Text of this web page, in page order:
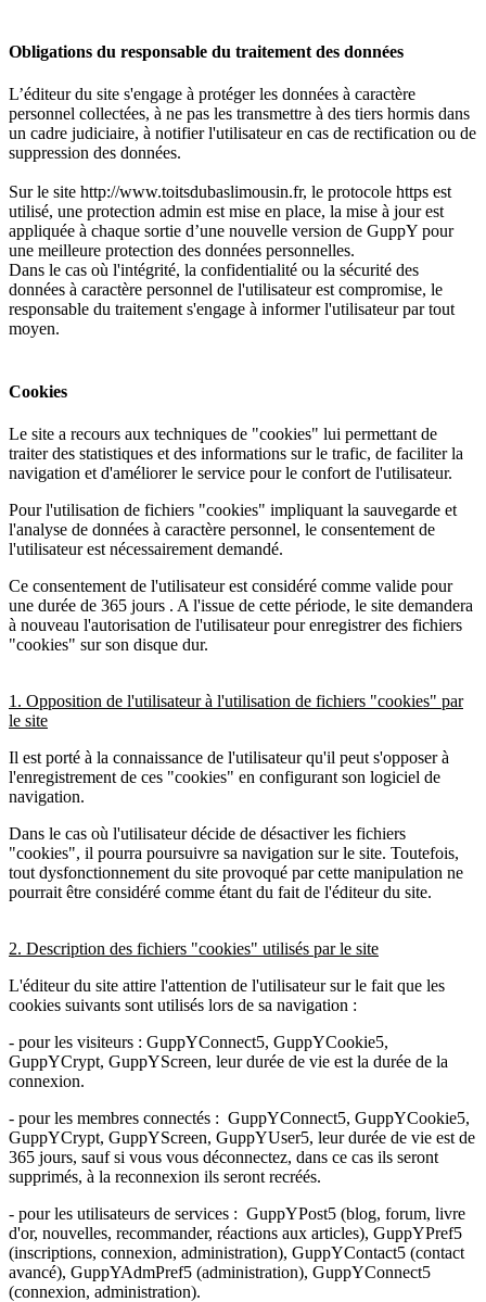
Obligations du responsable du traitement des données
L’éditeur du site s'engage à protéger les données à caractère
personnel collectées, à ne pas les transmettre à des tiers hormis dans
un cadre judiciaire, à notifier l'utilisateur en cas de rectification ou de
suppression des données.
Sur le site http://www.toitsdubaslimousin.fr, le protocole https est
utilisé, une protection admin est mise en place, la mise à jour est
appliquée à chaque sortie d’une nouvelle version de GuppY pour
une meilleure protection des données personnelles.
Dans le cas où l'intégrité, la confidentialité ou la sécurité des
données à caractère personnel de l'utilisateur est compromise, le
responsable du traitement s'engage à informer l'utilisateur par tout
moyen.
Cookies
Le site a recours aux techniques de "cookies" lui permettant de
traiter des statistiques et des informations sur le trafic, de faciliter la
navigation et d'améliorer le service pour le confort de l'utilisateur.
Pour l'utilisation de fichiers "cookies" impliquant la sauvegarde et
l'analyse de données à caractère personnel, le consentement de
l'utilisateur est nécessairement demandé.
Ce consentement de l'utilisateur est considéré comme valide pour
une durée de 365 jours . A l'issue de cette période, le site demandera
à nouveau l'autorisation de l'utilisateur pour enregistrer des fichiers
"cookies" sur son disque dur.
1. Opposition de l'utilisateur à l'utilisation de fichiers "cookies" par
le site
Il est porté à la connaissance de l'utilisateur qu'il peut s'opposer à
l'enregistrement de ces "cookies" en configurant son logiciel de
navigation.
Dans le cas où l'utilisateur décide de désactiver les fichiers
"cookies", il pourra poursuivre sa navigation sur le site. Toutefois,
tout dysfonctionnement du site provoqué par cette manipulation ne
pourrait être considéré comme étant du fait de l'éditeur du site.
2. Description des fichiers "cookies" utilisés par le site
L'éditeur du site attire l'attention de l'utilisateur sur le fait que les
cookies suivants sont utilisés lors de sa navigation :
- pour les visiteurs : GuppYConnect5, GuppYCookie5,
GuppYCrypt, GuppYScreen, leur durée de vie est la durée de la
connexion.
- pour les membres connectés : GuppYConnect5, GuppYCookie5,
GuppYCrypt, GuppYScreen, GuppYUser5, leur durée de vie est de
365 jours, sauf si vous vous déconnectez, dans ce cas ils seront
supprimés, à la reconnexion ils seront recréés.
- pour les utilisateurs de services : GuppYPost5 (blog, forum, livre
d'or, nouvelles, recommander, réactions aux articles), GuppYPref5
(inscriptions, connexion, administration), GuppYContact5 (contact
avancé), GuppYAdmPref5 (administration), GuppYConnect5
(connexion, administration).